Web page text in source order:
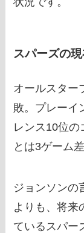
スパーズの
オールスター
敗。プレーイ
レンス10位
とは3ゲーム差
ジョンソンの
よりも、将来
ているスパー